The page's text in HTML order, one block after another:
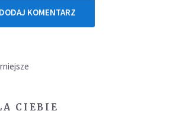
DODAJ KOMENTARZ
CIEBIE